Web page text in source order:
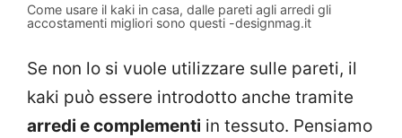
Come usare il kaki in casa, dalle pareti agli arredi gli
accostamenti migliori sono questi -designmag.it
Se non lo si vuole utilizzare sulle pareti, il
kaki può essere introdotto anche tramite
arredi e complementi in tessuto. Pensiamo